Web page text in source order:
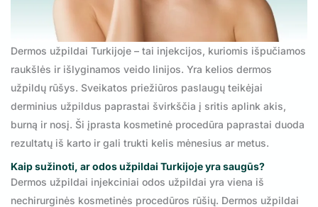
Dermos užpildai Turkijoje – tai injekcijos, kuriomis išpučiamos
raukšlės ir išlyginamos veido linijos. Yra kelios dermos
užpildų rūšys. Sveikatos priežiūros paslaugų teikėjai
derminius užpildus paprastai švirkščia į sritis aplink akis,
burną ir nosį. Ši įprasta kosmetinė procedūra paprastai duoda
rezultatų iš karto ir gali trukti kelis mėnesius ar metus.
Kaip sužinoti, ar odos užpildai Turkijoje yra saugūs?
Dermos užpildai injekciniai odos užpildai yra viena iš
nechirurginės kosmetinės procedūros rūšių. Dermos užpildai